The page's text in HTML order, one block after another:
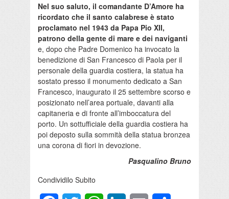
Nel suo saluto, il comandante D’Amore ha
ricordato che il santo calabrese è stato
proclamato nel 1943 da Papa Pio XII,
patrono della gente di mare e dei naviganti
e, dopo che Padre Domenico ha invocato la
benedizione di San Francesco di Paola per il
personale della guardia costiera, la statua ha
sostato presso il monumento dedicato a San
Francesco, inaugurato il 25 settembre scorso e
posizionato nell’area portuale, davanti alla
capitaneria e di fronte all’imboccatura del
porto. Un sottufficiale della guardia costiera ha
poi deposto sulla sommità della statua bronzea
una corona di fiori in devozione.
Pasqualino Bruno
Condividilo Subito